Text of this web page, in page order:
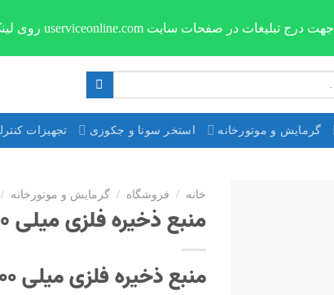
گرمایش و موتورخانه استخر سونا و جکوزی تجهیزات
خانه / فروشگاه / گرمایش و موتورخانه /
منبع ذخیره فلزی میلی 4200 لیتری شرکت آذرپالت مدل PT 211
منبع ذخیره فلزی میلی 4200 لیتری شرکت آذرپالت مدل PT 211
جهت درج تبلیغات در صفحات سایت userviceonline.com روی لینک کلیک کنید.